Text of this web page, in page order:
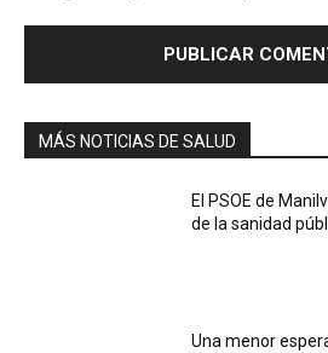
MÁS NOTICIAS DE SALUD
El PSOE de
de la sanidad
Una menor